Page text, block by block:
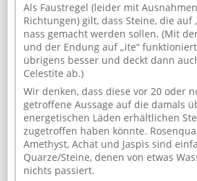
Als Faustregel (leider mit
Richtungen) gilt, dass Steine, die auf
nass gemacht werden sollen. (Mit
und der Endung auf „ite“
übrigens besser und deckt dann
Celestite ab.)
Wir denken, dass diese vor 20 oder
getroffene Aussage auf die damals
energetischen Läden erhältlichen
zugetroffen haben könnte.
Amethyst, Achat und Jaspis sind
Quarze/Steine, denen von etwas
nichts passiert.